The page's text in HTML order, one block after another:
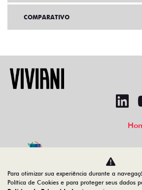
COMPARATIVO
Para otimizar sua experiência durante a
Política de Cookies e para proteger seus dados